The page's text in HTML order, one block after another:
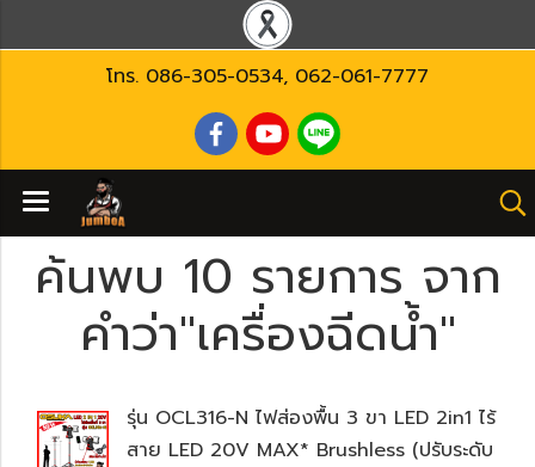
โทร. 086-305-0534, 062-061-7777
ค้นพบ 10 รายการ จาก
คำว่า"เครื่องฉีดน้ำ"
รุ่น OCL316-N ไฟส่องพื้น 3 ขา LED 2in1 ไร้
สาย LED 20V MAX* Brushless (ปรับระดับ